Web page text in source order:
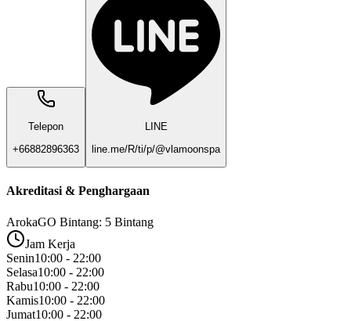
Telepon
+66882896363
LINE
line.me/R/ti/p/@vlamoonspa
Akreditasi & Penghargaan
ArokaGO Bintang: 5 Bintang
Jam Kerja
Senin10:00 - 22:00
Selasa10:00 - 22:00
Rabu10:00 - 22:00
Kamis10:00 - 22:00
Jumat10:00 - 22:00